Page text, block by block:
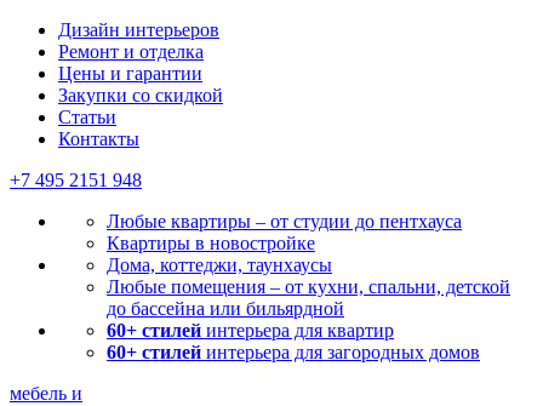
Дизайн интерьеров
Ремонт и отделка
Цены и гарантии
Закупки со скидкой
Статьи
Контакты
+7 495 2151 948
Любые квартиры – от студии до пентхауса
Квартиры в новостройке
Дома, коттеджи, таунхаусы
Любые помещения – от кухни, спальни, детской
до бассейна или бильярдной
60+ стилей интерьера для квартир
60+ стилей интерьера для загородных домов
мебель и